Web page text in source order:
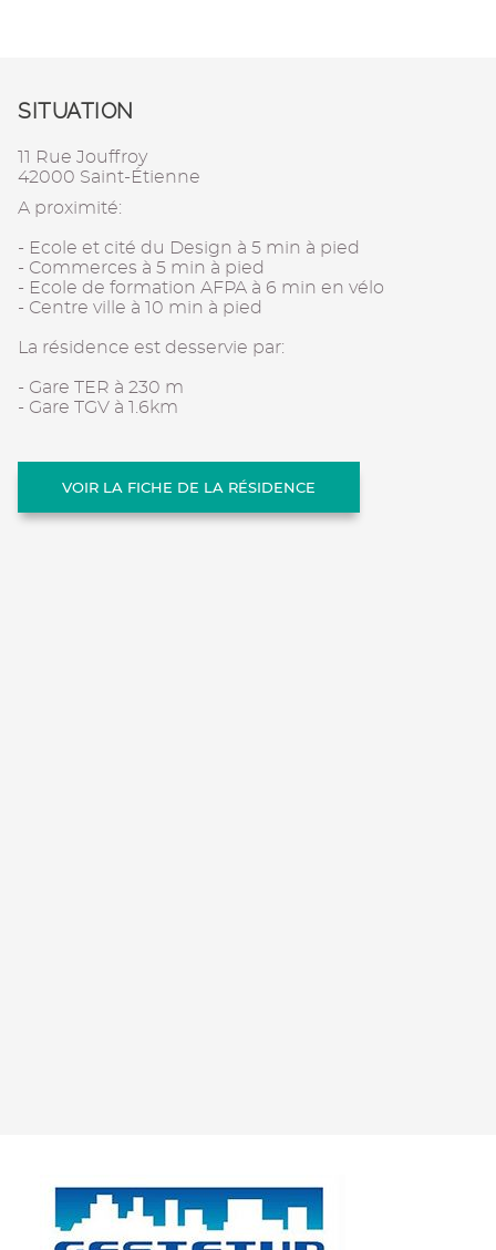
SITUATION
11 Rue Jouffroy
42000 Saint-Étienne
A proximité:
- Ecole et cité du Design à 5 min à pied
- Commerces à 5 min à pied
- Ecole de formation AFPA à 6 min en vélo
- Centre ville à 10 min à pied
La résidence est desservie par:
- Gare TER à 230 m
- Gare TGV à 1.6km
VOIR LA FICHE DE LA RÉSIDENCE